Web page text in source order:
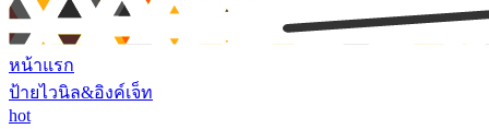
หน้าแรก
ป้ายไวนิล&อิงค์เจ็ท
hot